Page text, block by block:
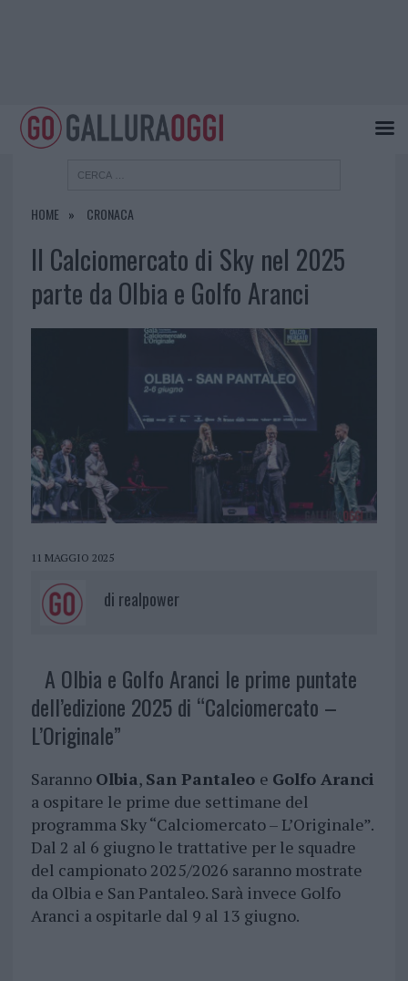
HOME CRONACA
Il Calciomercato di Sky nel 2025
parte da Olbia e Golfo Aranci
11 MAGGIO 2025
di realpower
A Olbia e Golfo Aranci le prime puntate
dell’edizione 2025 di “Calciomercato –
L’Originale”
Saranno Olbia, San Pantaleo e Golfo Aranci
a ospitare le prime due settimane del
programma Sky “Calciomercato – L’Originale”.
Dal 2 al 6 giugno le trattative per le squadre
del campionato 2025/2026 saranno mostrate
da Olbia e San Pantaleo. Sarà invece Golfo
Aranci a ospitarle dal 9 al 13 giugno.